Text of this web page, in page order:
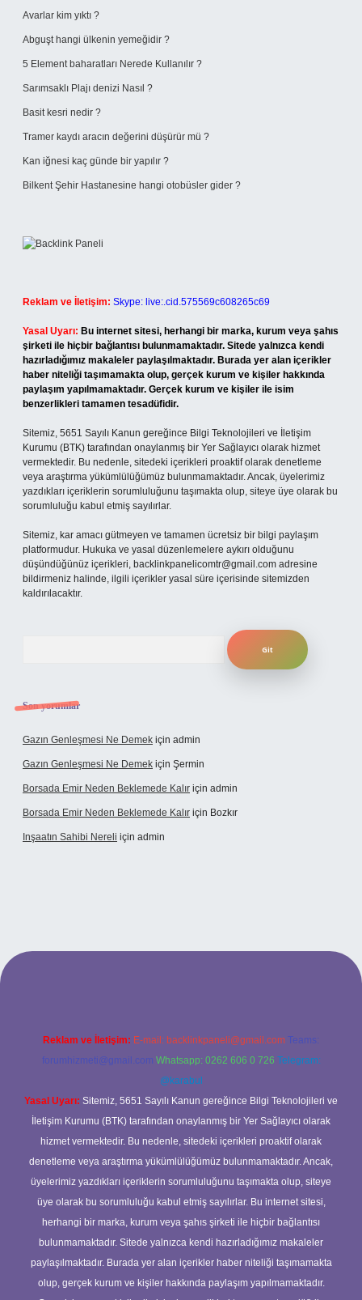
Avarlar kim yıktı ?
Abguşt hangi ülkenin yemeğidir ?
5 Element baharatları Nerede Kullanılır ?
Sarımsaklı Plajı denizi Nasıl ?
Basit kesri nedir ?
Tramer kaydı aracın değerini düşürür mü ?
Kan iğnesi kaç günde bir yapılır ?
Bilkent Şehir Hastanesine hangi otobüsler gider ?
Reklam ve İletişim: Skype: live:.cid.575569c608265c69
Yasal Uyarı: Bu internet sitesi, herhangi bir marka, kurum veya şahıs
şirketi ile hiçbir bağlantısı bulunmamaktadır. Sitede yalnızca kendi
hazırladığımız makaleler paylaşılmaktadır. Burada yer alan içerikler
haber niteliği taşımamakta olup, gerçek kurum ve kişiler hakkında
paylaşım yapılmamaktadır. Gerçek kurum ve kişiler ile isim
benzerlikleri tamamen tesadüfidir.
Sitemiz, 5651 Sayılı Kanun gereğince Bilgi Teknolojileri ve İletişim
Kurumu (BTK) tarafından onaylanmış bir Yer Sağlayıcı olarak hizmet
vermektedir. Bu nedenle, sitedeki içerikleri proaktif olarak denetleme
veya araştırma yükümlülüğümüz bulunmamaktadır. Ancak, üyelerimiz
yazdıkları içeriklerin sorumluluğunu taşımakta olup, siteye üye olarak bu
sorumluluğu kabul etmiş sayılırlar.
Sitemiz, kar amacı gütmeyen ve tamamen ücretsiz bir bilgi paylaşım
platformudur. Hukuka ve yasal düzenlemelere aykırı olduğunu
düşündüğünüz içerikleri, backlinkpanelicomtr@gmail.com adresine
bildirmeniz halinde, ilgili içerikler yasal süre içerisinde sitemizden
kaldırılacaktır.
Son yorumlar
Gazın Genleşmesi Ne Demek için admin
Gazın Genleşmesi Ne Demek için Şermin
Borsada Emir Neden Beklemede Kalır için admin
Borsada Emir Neden Beklemede Kalır için Bozkır
Inşaatın Sahibi Nereli için admin
Reklam ve İletişim: E-mail: backlinkpaneli@gmail.com Teams:
forumhizmeti@gmail.com Whatsapp: 0262 606 0 726 Telegram:
@karabul
Yasal Uyarı: Sitemiz, 5651 Sayılı Kanun gereğince Bilgi Teknolojileri ve
İletişim Kurumu (BTK) tarafından onaylanmış bir Yer Sağlayıcı olarak
hizmet vermektedir. Bu nedenle, sitedeki içerikleri proaktif olarak
denetleme veya araştırma yükümlülüğümüz bulunmamaktadır. Ancak,
üyelerimiz yazdıkları içeriklerin sorumluluğunu taşımakta olup, siteye
üye olarak bu sorumluluğu kabul etmiş sayılırlar. Bu internet sitesi,
herhangi bir marka, kurum veya şahıs şirketi ile hiçbir bağlantısı
bulunmamaktadır. Sitede yalnızca kendi hazırladığımız makaleler
paylaşılmaktadır. Burada yer alan içerikler haber niteliği taşımamakta
olup, gerçek kurum ve kişiler hakkında paylaşım yapılmamaktadır.